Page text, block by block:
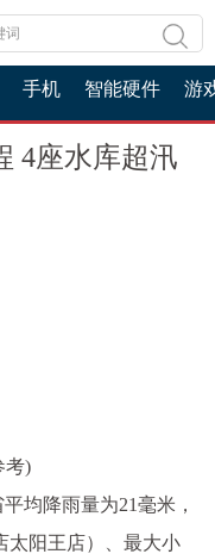
手机 智能硬件 游
4座水库超汛
考)
均降雨量为21毫米，
太阳王店）、最大小